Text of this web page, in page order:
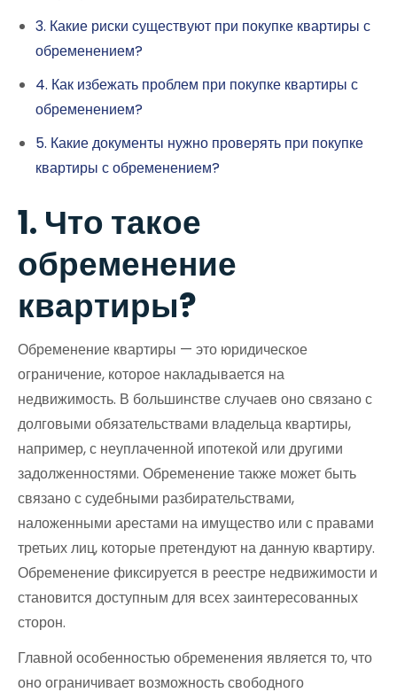
3. Какие риски существуют при покупке квартиры с
обременением?
4. Как избежать проблем при покупке квартиры с
обременением?
5. Какие документы нужно проверять при покупке
квартиры с обременением?
1. Что такое
обременение
квартиры?
Обременение квартиры — это юридическое
ограничение, которое накладывается на
недвижимость. В большинстве случаев оно связано с
долговыми обязательствами владельца квартиры,
например, с неуплаченной ипотекой или другими
задолженностями. Обременение также может быть
связано с судебными разбирательствами,
наложенными арестами на имущество или с правами
третьих лиц, которые претендуют на данную квартиру.
Обременение фиксируется в реестре недвижимости и
становится доступным для всех заинтересованных
сторон.
Главной особенностью обременения является то, что
оно ограничивает возможность свободного